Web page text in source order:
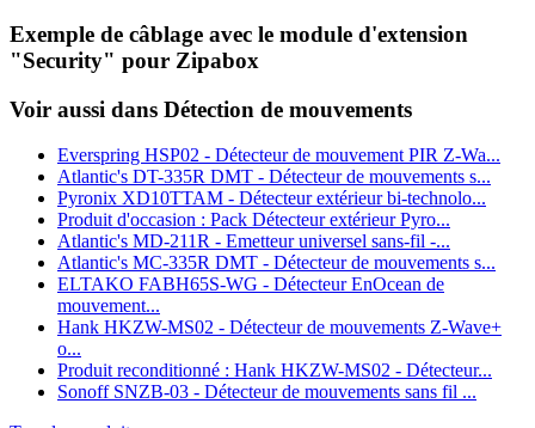
Exemple de câblage avec le module d'extension
"Security" pour Zipabox
Voir aussi dans Détection de mouvements
Everspring HSP02 - Détecteur de mouvement PIR Z-Wa...
Atlantic's DT-335R DMT - Détecteur de mouvements s...
Pyronix XD10TTAM - Détecteur extérieur bi-technolo...
Produit d'occasion : Pack Détecteur extérieur Pyro...
Atlantic's MD-211R - Emetteur universel sans-fil -...
Atlantic's MC-335R DMT - Détecteur de mouvements s...
ELTAKO FABH65S-WG - Détecteur EnOcean de
mouvement...
Hank HKZW-MS02 - Détecteur de mouvements Z-Wave+
o...
Produit reconditionné : Hank HKZW-MS02 - Détecteur...
Sonoff SNZB-03 - Détecteur de mouvements sans fil ...